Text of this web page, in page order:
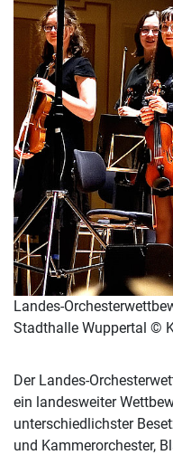
Landes-
Stadthalle Wuppertal ©
Der Landes-
ein landesweiter
unterschiedlichster
und Kammerorchester,